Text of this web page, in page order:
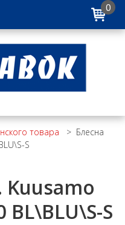
0
товара > Блесна
S
S